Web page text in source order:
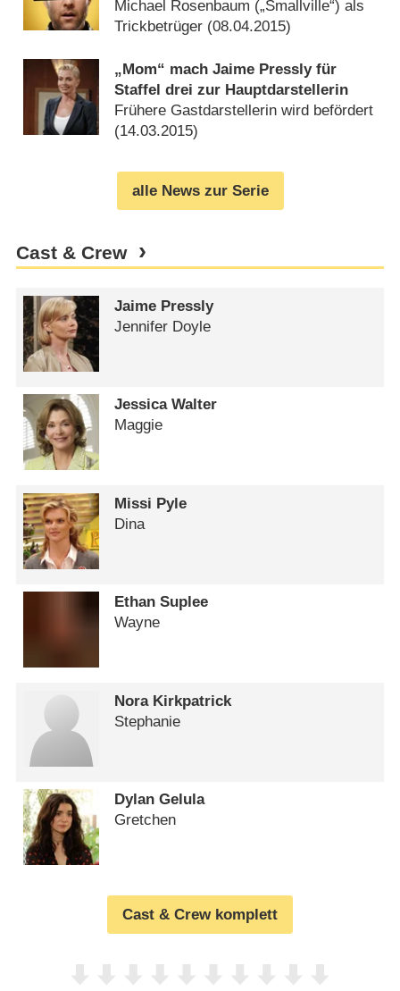
Michael Rosenbaum („Smallville“) als
Trickbetrüger (08.04.2015)
„Mom“ mach Jaime Pressly für
Staffel drei zur Hauptdarstellerin
Frühere Gastdarstellerin wird befördert
(14.03.2015)
alle News zur Serie
Cast & Crew
Jaime Pressly
Jennifer Doyle
Jessica Walter
Maggie
Missi Pyle
Dina
Ethan Suplee
Wayne
Nora Kirkpatrick
Stephanie
Dylan Gelula
Gretchen
Cast & Crew komplett